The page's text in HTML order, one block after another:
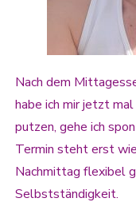
Nach dem
habe ich mir jetzt
putzen, gehe ich
Termin steht erst
Nachmittag flexibel
Selbstständigkeit.